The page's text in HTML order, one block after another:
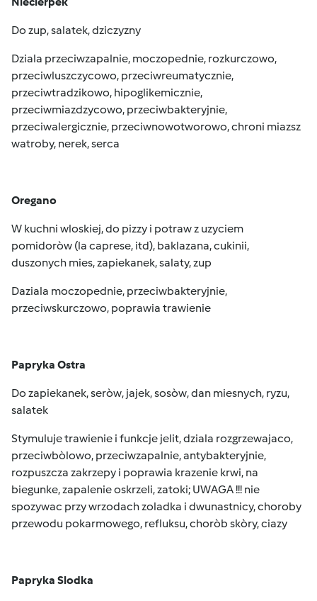
Do zup, salatek, dziczyzny
Dziala przeciwzapalnie, moczopednie, rozkurczowo,
przeciwluszczycowo, przeciwreumatycznie,
przeciwtradzikowo, hipoglikemicznie,
przeciwmiazdzycowo, przeciwbakteryjnie,
przeciwalergicznie, przeciwnowotworowo, chroni miazsz
watroby, nerek, serca
Oregano
W kuchni wloskiej, do pizzy i potraw z uzyciem
pomidoròw (la caprese, itd), baklazana, cukinii,
duszonych mies, zapiekanek, salaty, zup
Daziala moczopednie, przeciwbakteryjnie,
przeciwskurczowo, poprawia trawienie
Papryka Ostra
Do zapiekanek, seròw, jajek, sosòw, dan miesnych, ryzu,
salatek
Stymuluje trawienie i funkcje jelit, dziala rozgrzewajaco,
przeciwbòlowo, przeciwzapalnie, antybakteryjnie,
rozpuszcza zakrzepy i poprawia krazenie krwi, na
biegunke, zapalenie oskrzeli, zatoki; UWAGA !!! nie
spozywac przy wrzodach zoladka i dwunastnicy, choroby
przewodu pokarmowego, refluksu, choròb skòry, ciazy
Papryka Slodka